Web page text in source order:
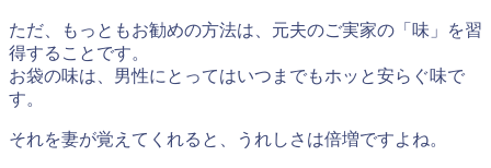
ただ、もっともお勧めの方法は、元夫のご実家の「味」を習
得することです。
お袋の味は、男性にとってはいつまでもホッと安らぐ味で
す。
それを妻が覚えてくれると、うれしさは倍増ですよね。